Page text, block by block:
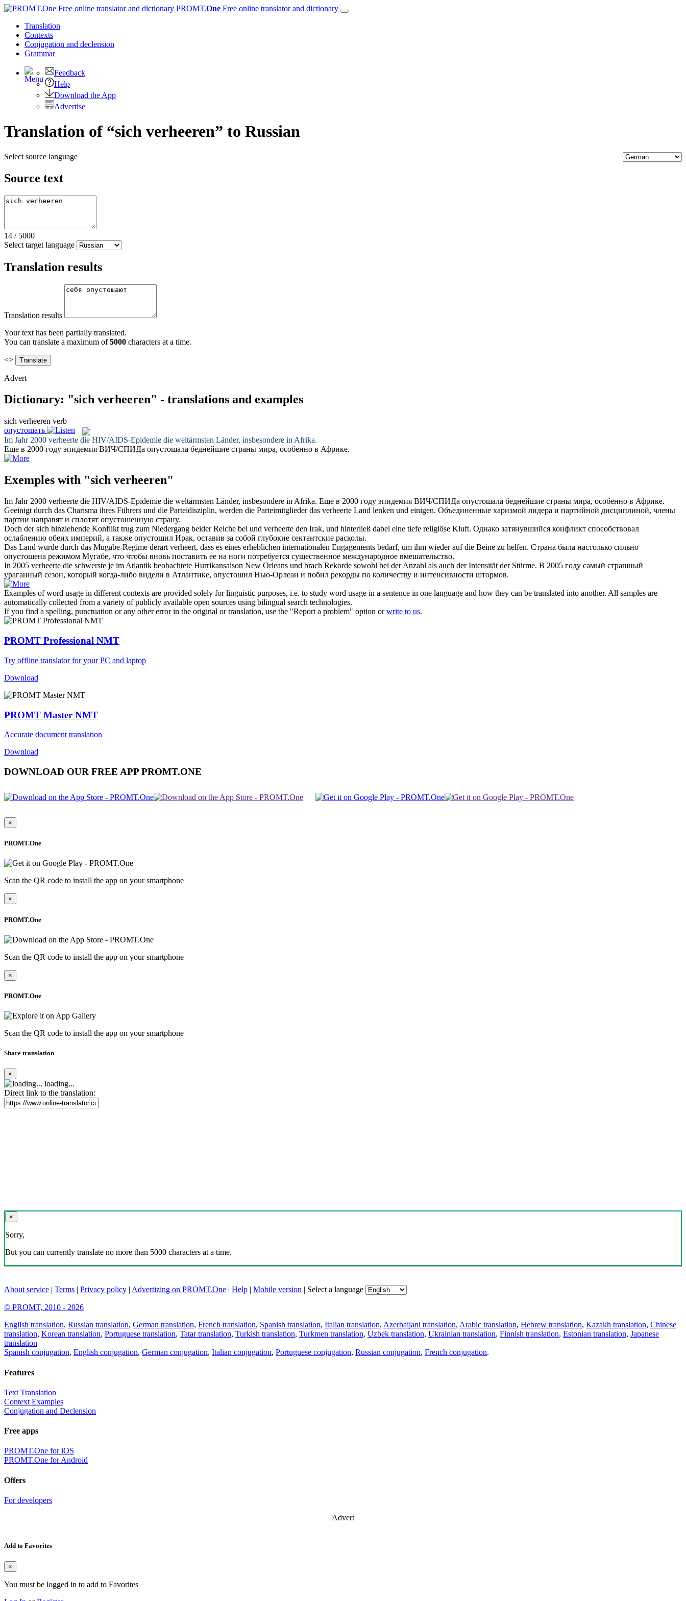
PROMT.One Free online translator and dictionary
Translation
Contexts
Conjugation and declension
Grammar
Feedback
Help
Download the App
Advertise
Translation of “sich verheeren” to Russian
Select source language
Source text
14 / 5000
Select target language
Translation results
Translation results
Your text has been partially translated.
You can translate a maximum of5000 characters at a time.
<>
Advert
Dictionary: "sich verheeren" - translations and examples
sich verheeren verb
опустошать
Im Jahr 2000 verheerte die HIV/AIDS-Epidemie die weltärmsten Länder, insbesondere in Afrika.
Еще в 2000 году эпидемия ВИЧ/СПИДа опустошала беднейшие страны мира, особенно в Африке.
Exemples with "sich verheeren"
Im Jahr 2000 verheerte die HIV/AIDS-Epidemie die weltärmsten Länder, insbesondere in Afrika. Еще в 2000 году эпидемия ВИЧ/СПИДа опустошала беднейшие страны мира, особенно в Африке.
Geeinigt durch das Charisma ihres Führers und die Parteidisziplin, werden die Parteimitglieder das verheerte Land lenken und einigen. Объединенные харизмой лидера и партийной дисциплиной, члены
партии направят и сплотят опустошенную страну.
Doch der sich hinziehende Konflikt trug zum Niedergang beider Reiche bei und verheerte den Irak, und hinterließ dabei eine tiefe religiöse Kluft. Однако затянувшийся конфликт способствовал
ослаблению обеих империй, а также опустошил Ирак, оставив за собой глубокие сектантские расколы.
Das Land wurde durch das Mugabe-Regime derartverheert, dass es eines erheblichen internationalen Engagements bedarf, um ihm wieder auf die Beine zu helfen. Страна была настолько сильно
опустошена режимом Мугабе, что чтобы вновь поставить ее на ноги потребуется существенное международное вмешательство.
In 2005 verheerte die schwerste je im Atlantik beobachtete Hurrikansaison New Orleans und brach Rekorde sowohl bei der Anzahl als auch der Intensität der Stürme. В 2005 году самый страшный
ураганный сезон, который когда-либо видели в Атлантике, опустошил Нью-Орлеан и побил рекорды по количеству и интенсивности штормов.
Examples of word usage in different contexts are provided solely for linguistic purposes, i.e. to study word usage in a sentence in one language and how they can be translated into another. All samples are
automatically collected from a variety of publicly available open sources using bilingual search technologies.
If you find a spelling, punctuation or any other error in the original or translation, use the "Report a problem" option orwrite to us.
PROMT Professional NMT
Try offline translator for your PC and laptop
Download
PROMT Master NMT
Accurate document translation
Download
DOWNLOAD OUR FREE APP PROMT.ONE
×
PROMT.One
Scan the QR code to install the app on your smartphone
×
PROMT.One
Scan the QR code to install the app on your smartphone
×
PROMT.One
Scan the QR code to install the app on your smartphone
Share translation
×
loading...
Direct link to the translation:
×
Sorry,
But you can currently translate no more than 5000 characters at a time.
About service | Terms | Privacy policy | Advertizing on PROMT.One | Help | Mobile version | Select a language
© PROMT, 2010 - 2026
English translation, Russian translation, German translation, French translation, Spanish translation, Italian translation, Azerbaijani translation, Arabic translation, Hebrew translation, Kazakh translation, Chinese
translation, Korean translation, Portuguese translation, Tatar translation, Turkish translation, Turkmen translation, Uzbek translation, Ukrainian translation, Finnish translation, Estonian translation, Japanese
translation
Spanish conjugation, English conjugation, German conjugation, Italian conjugation, Portuguese conjugation, Russian conjugation, French conjugation.
Features
Text Translation
Context Examples
Conjugation and Declension
Free apps
PROMT.One for iOS
PROMT.One for Android
Offers
For developers
Advert
Add to Favorites
×
You must be logged in to add to Favorites